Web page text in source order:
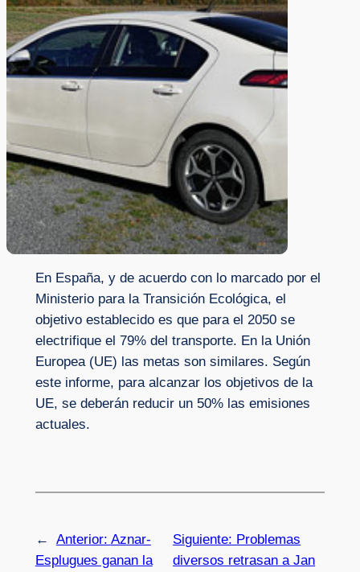
En España, y de acuerdo con lo marcado por el
Ministerio para la Transición Ecológica, el
objetivo establecido es que para el 2050 se
electrifique el 79% del transporte. En la Unión
Europea (UE) las metas son similares. Según
este informe, para alcanzar los objetivos de la
UE, se deberán reducir un 50% las emisiones
actuales.
← Anterior: Aznar-
Esplugues ganan la
Siguiente: Problemas
diversos retrasan a Jan